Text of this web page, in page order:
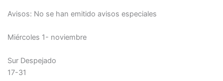
Avisos: No se han emitido avisos especiales
Miércoles 1- noviembre
Sur Despejado
17-31